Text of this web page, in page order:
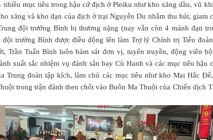
mục tiêu trong hậu cứ địch ở Pleiku như kho xăng dầu, vũ
xăng và kho đạn của địch ở trại Nguyễn Du nhằm thu hút, giam
đội trưởng Bình bị thương nặng (nay vẫn còn 4 mảnh đạn
đội trưởng Bình được điều động lên làm Trợ lý Chính trị Tiểu
Trần Tuấn Bình luôn bám sát đơn vị, tuyên truyền, động viên
xuất sắc nhiệm vụ đánh sân bay Cù Hanh và các mục tiêu hậu
Trung đoàn tập kích, làm chủ các mục tiêu như kho Mai Hắc
trong trận đánh then chốt vào Buôn Ma Thuột của Chiến dịch